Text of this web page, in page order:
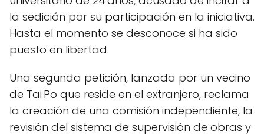
la sedición por su participación en la iniciativa.
Hasta el momento se desconoce si ha sido
puesto en libertad.
Una segunda petición, lanzada por un vecino
de Tai Po que reside en el extranjero, reclama
la creación de una comisión independiente, la
revisión del sistema de supervisión de obras y